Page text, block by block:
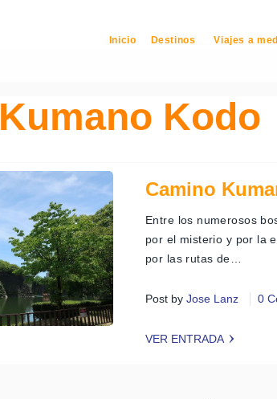
Inicio Destinos Viajes a
Kumano Kodo
Camino
Entre los numerosos
por el misterio y por la
por las rutas de…
Post by Jose Lanz 0
VER ENTRADA